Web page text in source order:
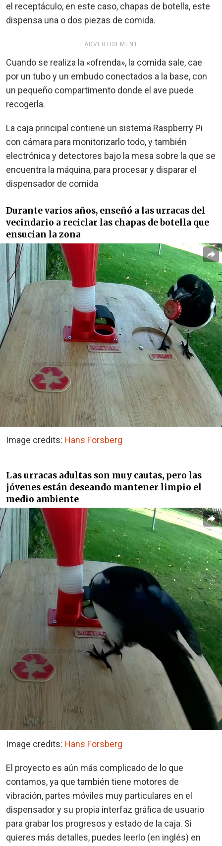
el receptáculo, en este caso, chapas de botella, este
dispensa una o dos piezas de comida.
ADVERTISEMENT
Cuando se realiza la «ofrenda», la comida sale, cae
por un tubo y un embudo conectados a la base, con
un pequeño compartimento donde el ave puede
recogerla.
La caja principal contiene un sistema Raspberry Pi
con cámara para monitorizarlo todo, y también
electrónica y detectores bajo la mesa sobre la que se
encuentra la máquina, para procesar y disparar el
dispensador de comida
Durante varios años, enseñó a las urracas del
vecindario a reciclar las chapas de botella que
ensucian la zona
Image credits: Hans Forsberg
Las urracas adultas son muy cautas, pero las
jóvenes están deseando mantener limpio el
medio ambiente
Image credits: Hans Forsberg
El proyecto es aún más complicado de lo que
contamos, ya que también tiene motores de
vibración, partes móviles muy particulares en el
dispensador y su propia interfaz gráfica de usuario
para grabar los progresos y estado de la caja. Si
quieres más detalles, puedes leerlo (en inglés) en